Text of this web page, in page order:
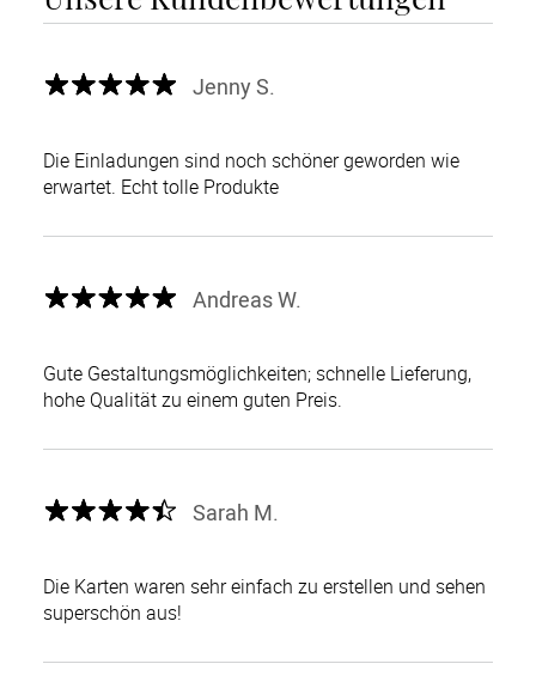
Jenny S.
Die Einladungen sind noch schöner geworden wie
erwartet. Echt tolle Produkte
Andreas W.
Gute Gestaltungsmöglichkeiten; schnelle Lieferung,
hohe Qualität zu einem guten Preis.
Sarah M.
Die Karten waren sehr einfach zu erstellen und sehen
superschön aus!